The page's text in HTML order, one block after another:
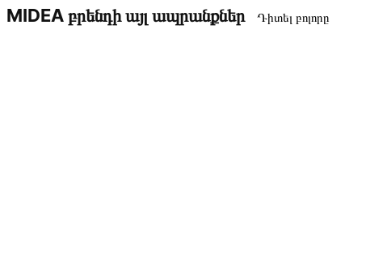
MIDEA բրենդի այլ ապրանքներ Դիտել բոլորը